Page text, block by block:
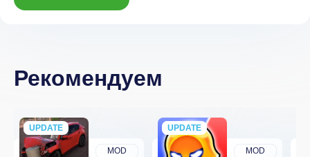
Рекомендуем
MOD
UPDATE
NEW
MOD
UPDATE
NEW